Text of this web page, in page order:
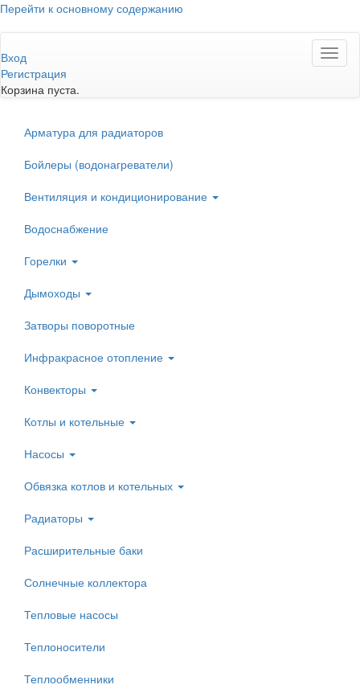
Перейти к основному содержанию
Вход
Регистрация
Корзина пуста.
Арматура для радиаторов
Бойлеры (водонагреватели)
Вентиляция и кондиционирование
Водоснабжение
Горелки
Дымоходы
Затворы поворотные
Инфракрасное отопление
Конвекторы
Котлы и котельные
Насосы
Обвязка котлов и котельных
Радиаторы
Расширительные баки
Солнечные коллектора
Тепловые насосы
Теплоносители
Теплообменники